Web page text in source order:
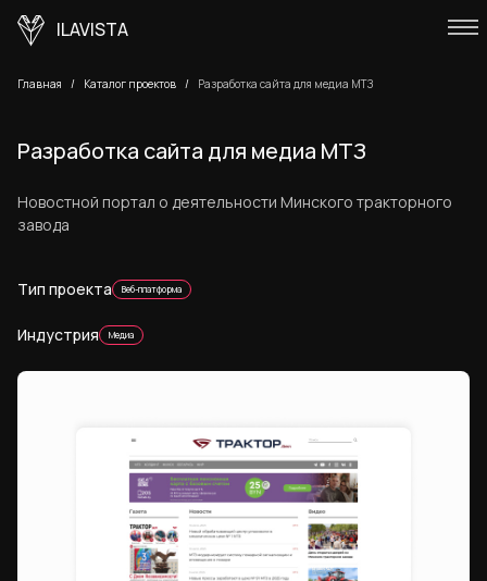
ILAVISTA
Главная Каталог проектов Разработка сайта для медиа МТЗ
Разработка сайта для медиа МТЗ
Новостной портал о деятельности Минского тракторного
завода
Тип проекта Веб-платформа
Индустрия Медиа